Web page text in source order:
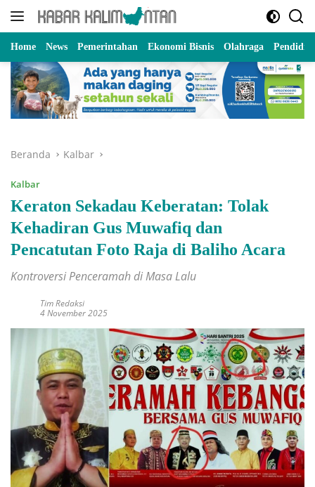
Langsung
Home News Pemerintahan Ekonomi Bisnis Olahraga
Beranda Kalbar
Kalbar
Keraton Sekadau Keberatan: Tolak
Kehadiran Gus Muwafiq dan
Pencatutan Foto Raja di Baliho Acara
Kontroversi Penceramah di Masa Lalu
Tim Redaksi
4 November 2025